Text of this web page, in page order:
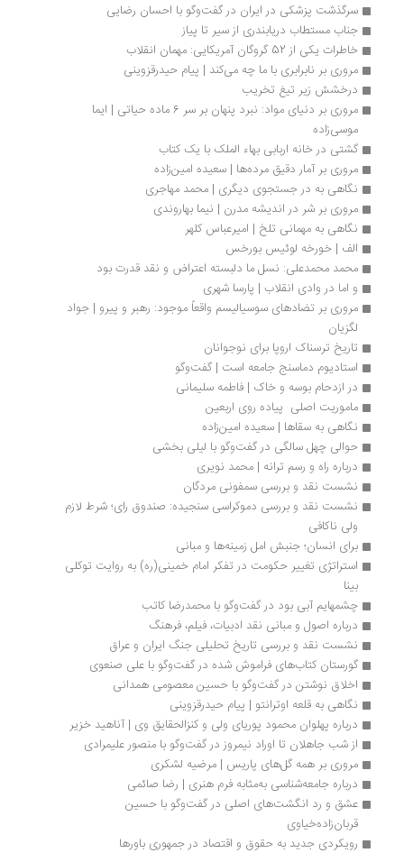
سرگذشت پزشکی در ایران در گفت‌وگو با احسان رضایی
جناب مستطاب دریابندری از سیر تا پیاز
خاطرات یکی از 52 گروگان آمریکایی: مهمان انقلاب
مروری بر نابرابری با ما چه می‌کند | پیام حیدرقزوینی
درخشش زیر تیغ تخریب
مروری بر دنیای مواد: نبرد پنهان بر سر 6 ماده حیاتی | ایما
موسی‌زاده
گشتی در خانه اربابی بهاء الملک با یک کتاب
مروری بر آمار دقیق مرده‌ها | سعیده امین‌زاده
نگاهی به در جستجوی دیگری | محمد مهاجری
مروری بر شر در اندیشه مدرن | نیما بهاروندی
نگاهی به مهمانی تلخ | امیرعباس کلهر
الف | خورخه لوئیس بورخس
محمد محمدعلی: نسل ما دلبسته اعتراض و نقد قدرت بود
و اما در وادی انقلاب | پارسا شهری
مروری بر تضادهای سوسیالیسم واقعاً موجود: رهبر و پیرو | جواد
تاریخ ترسناک اروپا برای نوجوانان
استادیوم دماسنج جامعه است | گفت‌وگو
در ازدحام بوسه و خاک | فاطمه سلیمانی
ماموریت اصلی  پیاده روی اربعین
نگاهی به سقاها | سعیده امین‌زاده
حوالی چهل سالگی در گفت‌وگو با لیلی بخشی
درباره راه و رسم ترانه | محمد نویری
نشست نقد و بررسی سمفونی مردگان
نشست نقد و بررسی دموکراسی سنجیده: صندوق رای؛ شرط لازم
ولی ناکافی
برای انسان؛ جنبش امل زمینه‌ها و مبانی
استراتژی تغییر حکومت در تفکر امام خمینی(ره) به روایت توکلی
چشمهایم آبی بود در گفت‌وگو با محمدرضا کاتب
درباره اصول و مبانی نقد ادبیات، فیلم، فرهنگ
نشست نقد و بررسی تاریخ تحلیلی جنگ ایران و عراق
گورستان کتاب‌های فراموش شده در گفت‌وگو با علی صنعوی
اخلاق نوشتن در گفت‌وگو با حسین معصومی همدانی
نگاهی به قلعه اوترانتو | پیام حیدرقزوینی
درباره پهلوان محمود پوریای ولی و کنزالحقایق وی | آناهید خزیر
از شب جاهلان تا اوراد نیمروز در گفت‌وگو با منصور علیمرادی
مروری بر همه گل‌های پاریس | مرضیه لشکری
درباره جامعه‌شناسی به‌مثابه فرم هنری | رضا صائمی
قربان‌زاده‌خیاوی
رویکردی جدید به حقوق و اقتصاد در جمهوری باورها